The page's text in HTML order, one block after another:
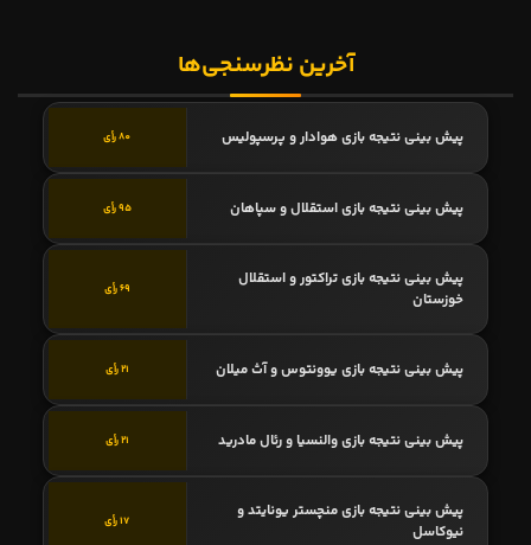
آخرین نظرسنجی‌ها
پیش بینی نتیجه بازی هوادار و پرسپولیس 80 رأی
پیش بینی نتیجه بازی استقلال و سپاهان 95 رأی
پیش بینی نتیجه بازی تراکتور و استقلال
خوزستان
69 رأی
پیش بینی نتیجه بازی یوونتوس و آث میلان 21 رأی
پیش بینی نتیجه بازی والنسیا و رئال مادرید 21 رأی
پیش بینی نتیجه بازی منچستر یونایتد و
نیوکاسل
17 رأی